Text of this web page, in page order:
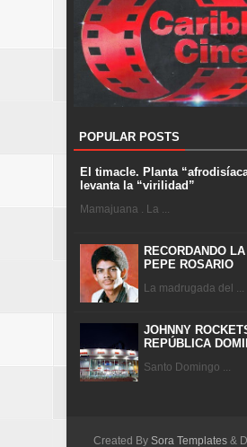
POPULAR POSTS
El timacle. Planta
levanta la “virilidad”
Mamajuana . La ...
RECORDANDO
PEPE ROSARIO
La madrugada del ...
JOHNNY
REPÚBLICA
Santo Domingo ...
Created By Sora Templates&